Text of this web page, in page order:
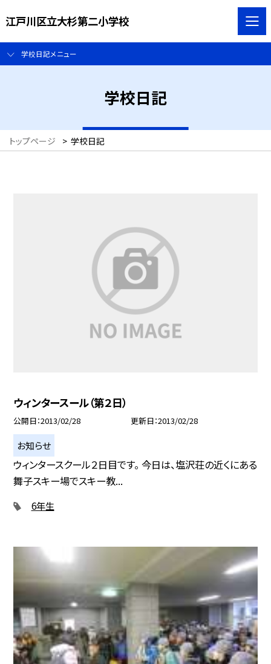
江戸川区立大杉第二小学校
学校日記メニュー
学校日記
トップページ > 学校日記
ウィンタースール（第２日）
公開日 2013/02/28 更新日 2013/02/28
お知らせ
ウィンタースクール２日目です。 今日は、塩沢荘の近くにある
舞子スキー場でスキー教...
6年生